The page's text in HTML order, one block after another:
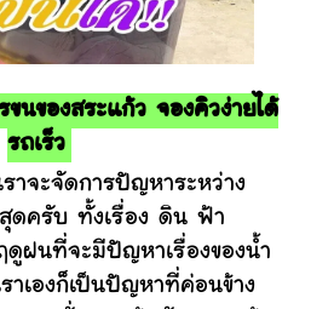
นของสระแก้ว จองคิวง่ายได้
รถเร็ว
จัดการปัญหาระหว่าง
ดครับ ทั้งเรื่อง ดิน ฟ้า
ดูฝนที่จะมีปัญหาเรื่องของน้ำ
ราเองก็เป็นปัญหาที่ค่อนข้าง